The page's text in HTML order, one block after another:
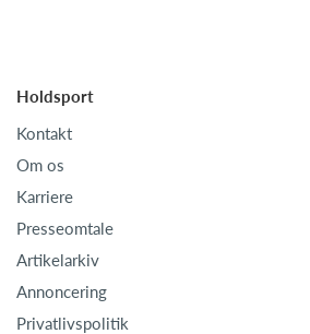
Holdsport
Kontakt
Om os
Karriere
Presseomtale
Artikelarkiv
Annoncering
Privatlivspolitik